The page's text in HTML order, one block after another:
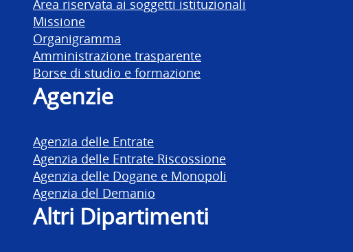
Area riservata ai soggetti istituzionali
Missione
Organigramma
Amministrazione trasparente
Borse di studio e formazione
Agenzie
Agenzia delle Entrate
Agenzia delle Entrate Riscossione
Agenzia delle Dogane e Monopoli
Agenzia del Demanio
Altri Dipartimenti